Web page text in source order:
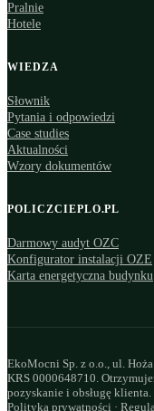
Pralnie
Hotele
WIEDZA
Słownik
Pytania i odpowiedzi
Case studies
Aktualności
Wzory dokumentów
POLICZCIEPLO.PL
Darmowy audyt OZC
Konfigurator instalacji OZE
Karta energetyczna budynku
EkoMocni Sp. z o.o., ul.
KRS 0000648710.
pozyskanie i obsługę klienta.
Polityka prywatności ·